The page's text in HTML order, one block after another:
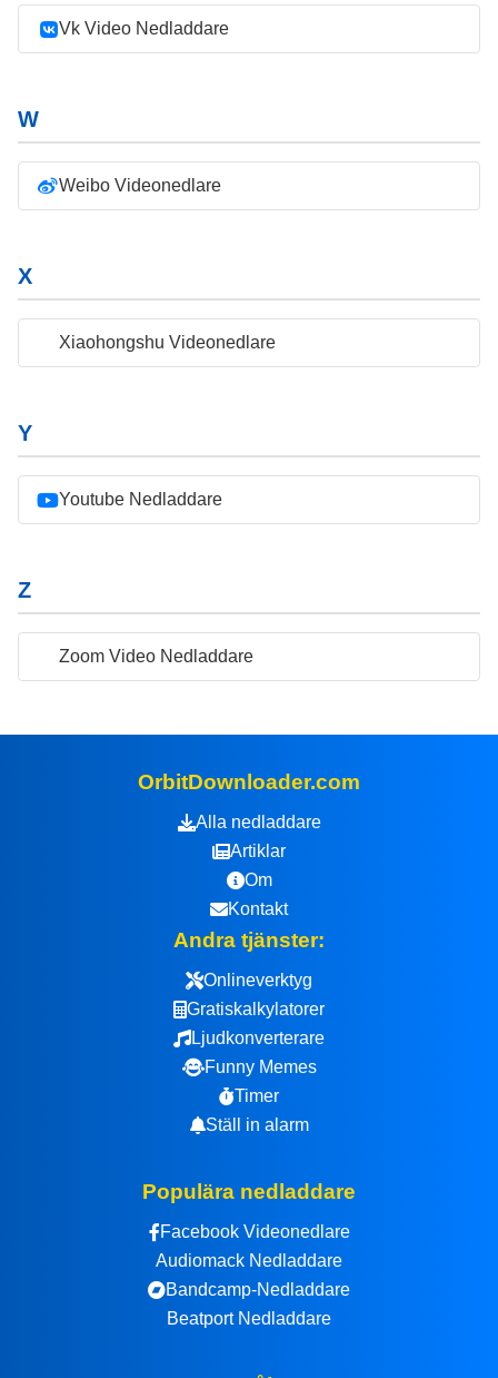
Vk Video Nedladdare
W
Weibo Videonedlare
X
Xiaohongshu Videonedlare
Y
Youtube Nedladdare
Z
Zoom Video Nedladdare
OrbitDownloader.com
Alla nedladdare
Artiklar
Om
Kontakt
Andra tjänster:
Onlineverktyg
Gratiskalkylatorer
Ljudkonverterare
Funny Memes
Timer
Ställ in alarm
Populära nedladdare
Facebook Videonedlare
Audiomack Nedladdare
Bandcamp-Nedladdare
Beatport Nedladdare